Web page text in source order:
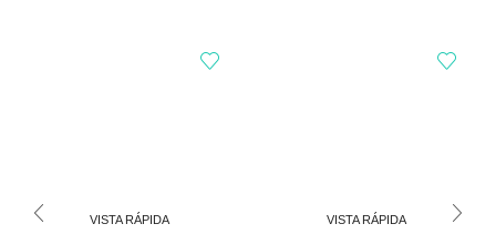
VISTA RÁPIDA VISTA RÁPIDA